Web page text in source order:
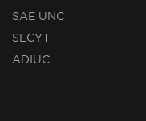
SAE UNC
SECYT
ADIUC